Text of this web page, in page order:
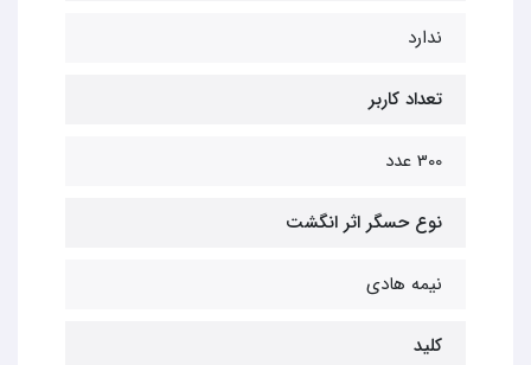
ندارد
تعداد کاربر
300 عدد
نوع حسگر اثر انگشت
نیمه هادی
کلید